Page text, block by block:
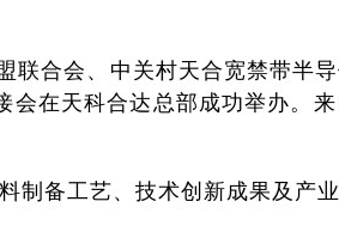
合会、中关村天合宽禁带半
在天科合达总部成功举办。
备工艺、技术创新成果及产